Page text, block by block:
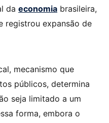
da economia brasileira,
registrou expansão de
mecanismo que
públicos, determina
seja limitado a um
forma, embora o